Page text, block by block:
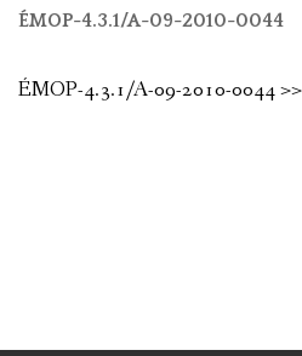
ÉMOP-4.3.1/A-09-2010-0044
ÉMOP-4.3.1/A-09-2010-0044 >>